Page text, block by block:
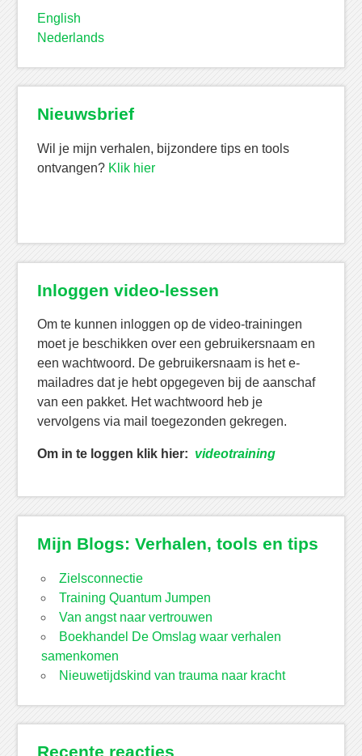
English
Nederlands
Nieuwsbrief
Wil je mijn verhalen, bijzondere tips en tools
ontvangen? Klik hier
Inloggen video-lessen
Om te kunnen inloggen op de video-trainingen
moet je beschikken over een gebruikersnaam en
een wachtwoord. De gebruikersnaam is het e-
mailadres dat je hebt opgegeven bij de aanschaf
van een pakket. Het wachtwoord heb je
vervolgens via mail toegezonden gekregen.
Om in te loggen klik hier: videotraining
Mijn Blogs: Verhalen, tools en tips
Zielsconnectie
Training Quantum Jumpen
Van angst naar vertrouwen
Boekhandel De Omslag waar verhalen
samenkomen
Nieuwetijdskind van trauma naar kracht
Recente reacties